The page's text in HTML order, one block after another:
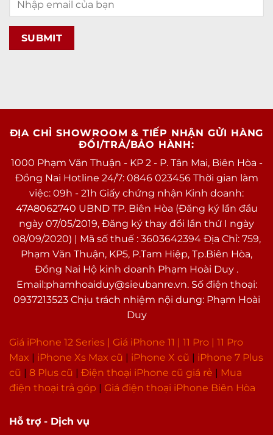
Hỗ trợ - Dịch vụ
ĐỊA CHỈ SHOWROOM & TIẾP NHẬN GỬI HÀNG
ĐỔI/TRẢ/BẢO HÀNH:
1000 Phạm Văn Thuận - KP 2 - P. Tân Mai, Biên Hòa -
Đồng Nai Hotline 24/7: 0846 023456 Thời gian làm
việc: 09h - 21h Giấy chứng nhận Kinh doanh:
47A8062740 UBND TP. Biên Hòa (Đăng ký lần đầu
ngày 07/05/2019, Đăng ký thay đổi lần thứ I ngày
08/09/2020) | Mã số thuế : 3603642394 Địa Chỉ: 759,
Phạm Văn Thuận, KP5, P.Tam Hiệp, Tp.Biên Hòa,
Đồng Nai Hộ kinh doanh Phạm Hoài Duy .
Email:phamhoaiduy@sieubanre.vn. Số điện thoại:
0937213523 Chịu trách nhiệm nội dung: Phạm Hoài
Duy
Giá iPhone 12 Series | Giá iPhone 11 11 Pro
11 Pro
Max
iPhone Xs Max cũ iPhone X cũ
iPhone 7 Plus
cũ
8 Plus cũ Điện thoại iPhone cũ giá rẻ
Mua
điện thoại trả góp
Giá điện thoại iPhone Biên Hòa